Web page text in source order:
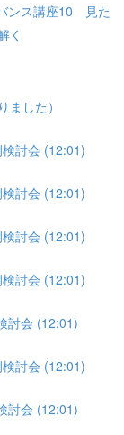
ンス講座10 見た
く
した）
討会 (12:01)
討会 (12:01)
討会 (12:01)
討会 (12:01)
討会 (12:01)
討会 (12:01)
討会 (12:01)